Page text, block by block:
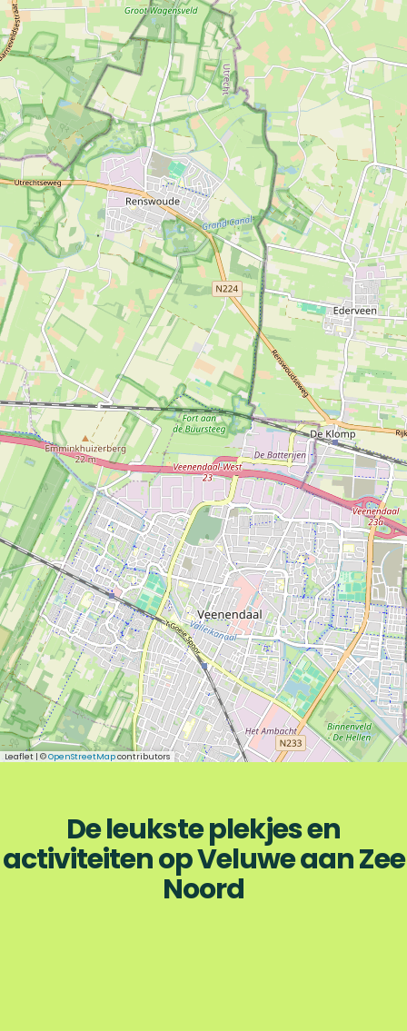
Leaflet | ©OpenStreetMapcontributors
De leukste plekjes en
activiteiten op Veluwe aan Zee
Noord